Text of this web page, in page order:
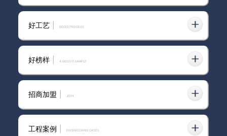
卡龙色彩系列之“柠檬黄”
好工艺 GOOD PROCESS
好榜样 A GOOD EXAMPLE
招商加盟 join
工程案例 ENGINEERING CASES